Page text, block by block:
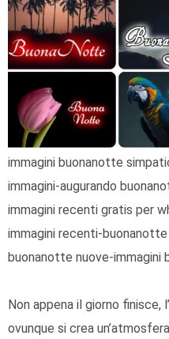
immagini buonanotte simpatiche-buonanotte divertente
immagini-augurando
immagini recenti gratis per
immagini recenti-
buonanotte nuove-immagini
Non appena il giorno finisce,
ovunque si crea